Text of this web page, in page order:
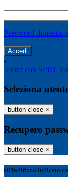
Password
-
Entra con SPID
Seleziona
button close ×
Recupero
button close ×
all'indirizzo indicato